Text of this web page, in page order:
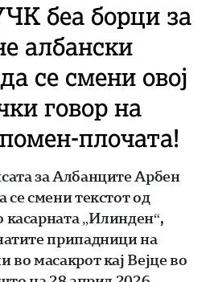
беа борци за
албански
се смени овој
говор на
плочата!
за Албанците Арбен
се смени текстот од
„Илинден“,
припадници на
во масакрот кај Вејце во